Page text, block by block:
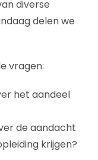
diverse
delen we
vragen:
het aandeel
de aandacht
krijgen?